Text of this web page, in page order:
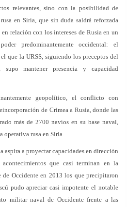
relevantes, sino con la posibilidad de
en Siria, que sin duda saldrá reforzada
relación con los intereses de Rusia en un
predominantemente occidental: el
que la URSS, siguiendo los preceptos del
supo mantener presencia y capacidad
geopolítico, el conflicto con
de Crimea a Rusia, donde las
más de 2700 navíos en su base naval,
operativa rusa en Siria.
aspira a proyectar capacidades en dirección
que casi terminan en la
Occidente en 2013 los que precipitaron
pudo apreciar casi impotente el notable
militar naval de Occidente frente a las